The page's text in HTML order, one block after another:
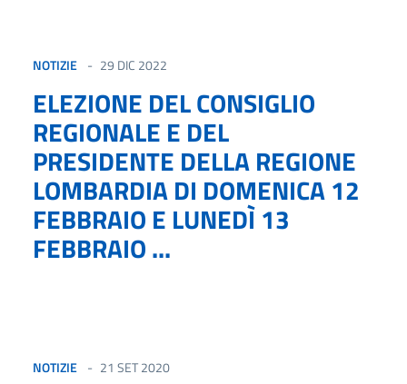
NOTIZIE 29 DIC 2022
ELEZIONE DEL CONSIGLIO
REGIONALE E DEL
PRESIDENTE DELLA REGIONE
LOMBARDIA DI DOMENICA 12
FEBBRAIO E LUNEDÌ 13
FEBBRAIO ...
NOTIZIE 21 SET 2020